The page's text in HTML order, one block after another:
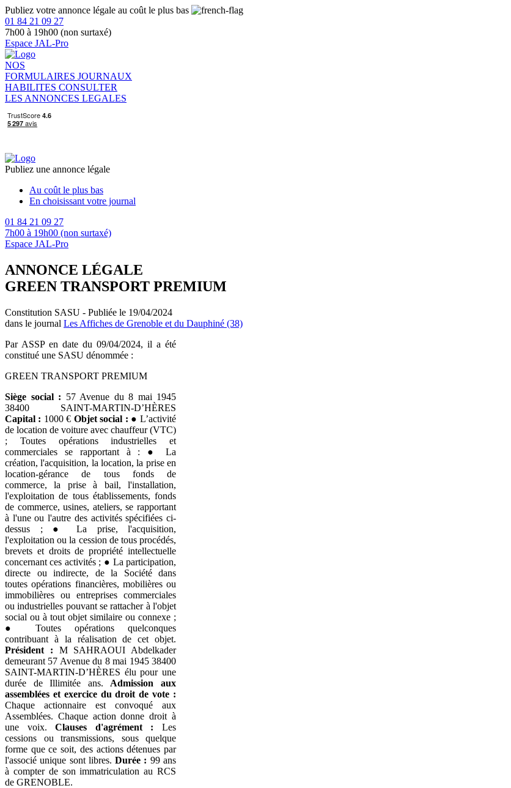
Publiez votre annonce légale au coût le plus bas
01 84 21 09 27
7h00 à 19h00 (non surtaxé)
Espace JAL-Pro
NOS
FORMULAIRES JOURNAUX
HABILITES CONSULTER
LES ANNONCES LEGALES
Publiez une annonce légale
Au coût le plus bas
En choisissant votre journal
01 84 21 09 27
7h00 à 19h00 (non surtaxé)
Espace JAL-Pro
ANNONCE LÉGALE
GREEN TRANSPORT PREMIUM
Constitution SASU - Publiée le 19/04/2024
dans le journal Les Affiches de Grenoble et du Dauphiné (38)
Par ASSP en date du 09/04/2024, il a été
constitué une SASU dénommée :
GREEN TRANSPORT PREMIUM
Siège social : 57 Avenue du 8 mai 1945
38400 SAINT-MARTIN-D’HÈRES
Capital : 1000 € Objet social : ● L’activité
de location de voiture avec chauffeur (VTC)
; Toutes opérations industrielles et
commerciales se rapportant à : ● La
création, l'acquisition, la location, la prise en
location-gérance de tous fonds de
commerce, la prise à bail, l'installation,
l'exploitation de tous établissements, fonds
de commerce, usines, ateliers, se rapportant
à l'une ou l'autre des activités spécifiées ci-
dessus ; ● La prise, l'acquisition,
l'exploitation ou la cession de tous procédés,
brevets et droits de propriété intellectuelle
concernant ces activités ; ● La participation,
directe ou indirecte, de la Société dans
toutes opérations financières, mobilières ou
immobilières ou entreprises commerciales
ou industrielles pouvant se rattacher à l'objet
social ou à tout objet similaire ou connexe ;
● Toutes opérations quelconques
contribuant à la réalisation de cet objet.
Président : M SAHRAOUI Abdelkader
demeurant 57 Avenue du 8 mai 1945 38400
SAINT-MARTIN-D’HÈRES élu pour une
durée de Illimitée ans. Admission aux
assemblées et exercice du droit de vote :
Chaque actionnaire est convoqué aux
Assemblées. Chaque action donne droit à
une voix.Clauses d'agrément : Les
cessions ou transmissions, sous quelque
forme que ce soit, des actions détenues par
l'associé unique sont libres.Durée : 99 ans
à compter de son immatriculation au RCS
de GRENOBLE.